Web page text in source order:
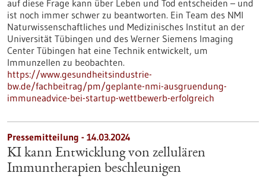
auf diese Frage kann über Leben und Tod entscheiden – und
ist noch immer schwer zu beantworten. Ein Team des NMI
Naturwissenschaftliches und Medizinisches Institut an der
Universität Tübingen und des Werner Siemens Imaging
Center Tübingen hat eine Technik entwickelt, um
Immunzellen zu beobachten.
https://www.gesundheitsindustrie-
bw.de/fachbeitrag/pm/geplante-nmi-ausgruendung-
immuneadvice-bei-startup-wettbewerb-erfolgreich
Pressemitteilung - 14.03.2024
KI kann Entwicklung von zellulären
Immuntherapien beschleunigen